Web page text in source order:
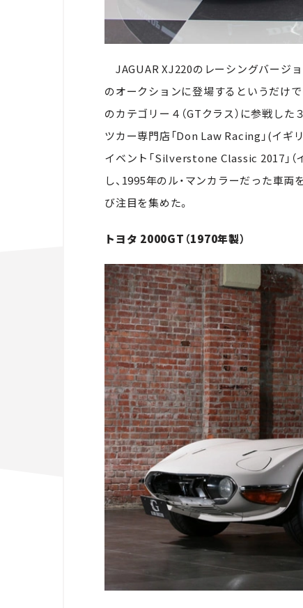
JAGUAR XJ220のレーシングバージ
のオークションに登場するというだけで
のカテゴリー４（GTクラス）に参戦し
ツカー専門店「Don Law Racing」(イギ
イベント「Silverstone Classic 2017」（
し、1995年のル・マンカラーだった車
び注目を集めた。
トヨタ 2000GT（1970年製）